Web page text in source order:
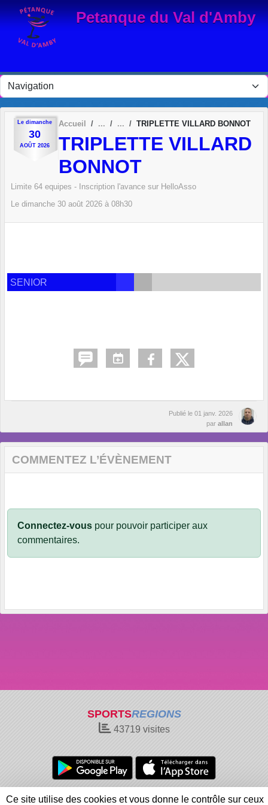
Petanque du Val d'Amby
Le dimanche
30
AOÛT 2026
Accueil TRIPLETTE VILLARD BONNOT
TRIPLETTE VILLARD
BONNOT
Limite 64 equipes - Inscription l'avance sur HelloAsso
Le dimanche 30 août 2026 à 08h30
SENIOR
Publié le 01 janv. 2026
par allan
COMMENTEZ L’ÉVÈNEMENT
Connectez-vous pour pouvoir participer aux
commentaires.
SPORTSREGIONS
43719 visites
Charte cookies
Gestion des cookies
Panneau de gestion des cookies
Ce site utilise des cookies et vous donne le contrôle sur ceux